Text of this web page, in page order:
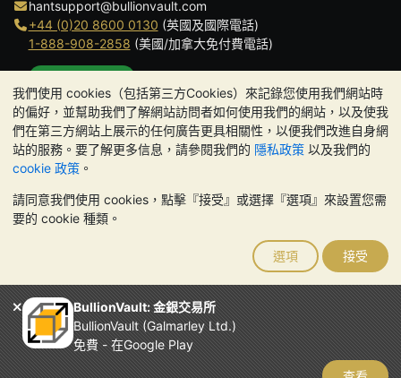
我們使用 cookies（包括第三方Cookies）來記錄您使用我們網站時
的偏好，並幫助我們了解網站訪問者如何使用我們的網站，以及使我
們在第三方網站上展示的任何廣告更具相關性，以便我們改進自身網
站的服務。要了解更多信息，請參閱我們的 隱私政策 以及我們的
cookie 政策 。
請同意我們使用 cookies，點擊『接受』或選擇『選項』來設置您需
要的 cookie 種類。
選項 接受
BullionVault: 金銀交易所
BullionVault (Galmarley Ltd.)
免費 - 在Google Play
hantsupport@bullionvault.com
+44 (0)20 8600 0130 (英國及國際電話)
1-888-908-2858 (美國/加拿大免付費電話)
辦公時間:
9am to 8:30pm (英國時間), 周一至周五
Galmarley Ltd T/A BullionVault
3 Shortlands (7th Floor)
London
W6 8DA
貴金屬的價值可能下跌也可能上漲。歷史趨勢不能保證未來
的價格走勢。BullionVault 網站及其任何通訊中的任何內容均不構成
投資建議。您應該考慮尋求專業建議，以確定投資並持有金條是否適
合您。
Galmarley Ltd，以 BullionVault 名義進行交易，在英格蘭和威爾斯
註冊，註冊號碼：4943684
BullionVault Ltd © 2026